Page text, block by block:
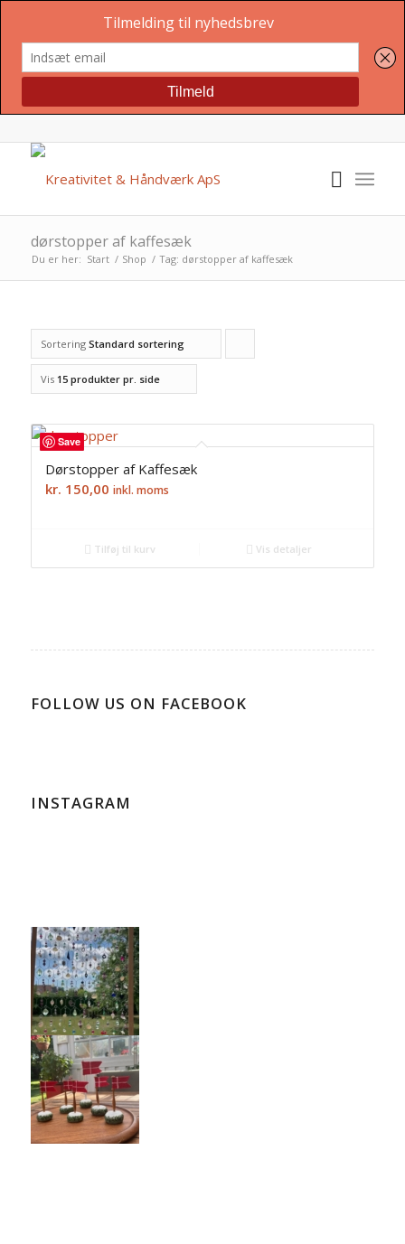
dørstopper af kaffesæk
Du er her: Start / Shop / Tag: dørstopper af kaffesæk
Sortering Standard sortering
products
Vis 15 produkter pr. side
Save
Dørstopper af Kaffesæk
kr. 150,00 inkl. moms
Tilføj til kurv Vis detaljer
FOLLOW US ON FACEBOOK
INSTAGRAM